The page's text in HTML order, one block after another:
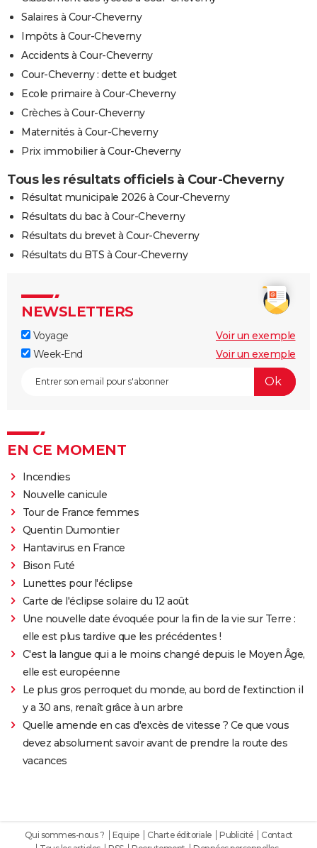
Salaires à Cour-Cheverny
Impôts à Cour-Cheverny
Accidents à Cour-Cheverny
Cour-Cheverny : dette et budget
Ecole primaire à Cour-Cheverny
Crèches à Cour-Cheverny
Maternités à Cour-Cheverny
Prix immobilier à Cour-Cheverny
Tous les résultats officiels à Cour-Cheverny
Résultat municipale 2026 à Cour-Cheverny
Résultats du bac à Cour-Cheverny
Résultats du brevet à Cour-Cheverny
Résultats du BTS à Cour-Cheverny
NEWSLETTERS
Voyage
Voir un exemple
Week-End
Voir un exemple
EN CE MOMENT
Incendies
Nouvelle canicule
Tour de France femmes
Quentin Dumontier
Hantavirus en France
Bison Futé
Lunettes pour l'éclipse
Carte de l'éclipse solaire du 12 août
Une nouvelle date évoquée pour la fin de la vie sur Terre :
elle est plus tardive que les précédentes !
C'est la langue qui a le moins changé depuis le Moyen Âge,
elle est européenne
Le plus gros perroquet du monde, au bord de l'extinction il
y a 30 ans, renaît grâce à un arbre
Quelle amende en cas d'excès de vitesse ? Ce que vous
devez absolument savoir avant de prendre la route des
vacances
Qui sommes-nous ? Equipe Charte éditoriale Publicité
Contact